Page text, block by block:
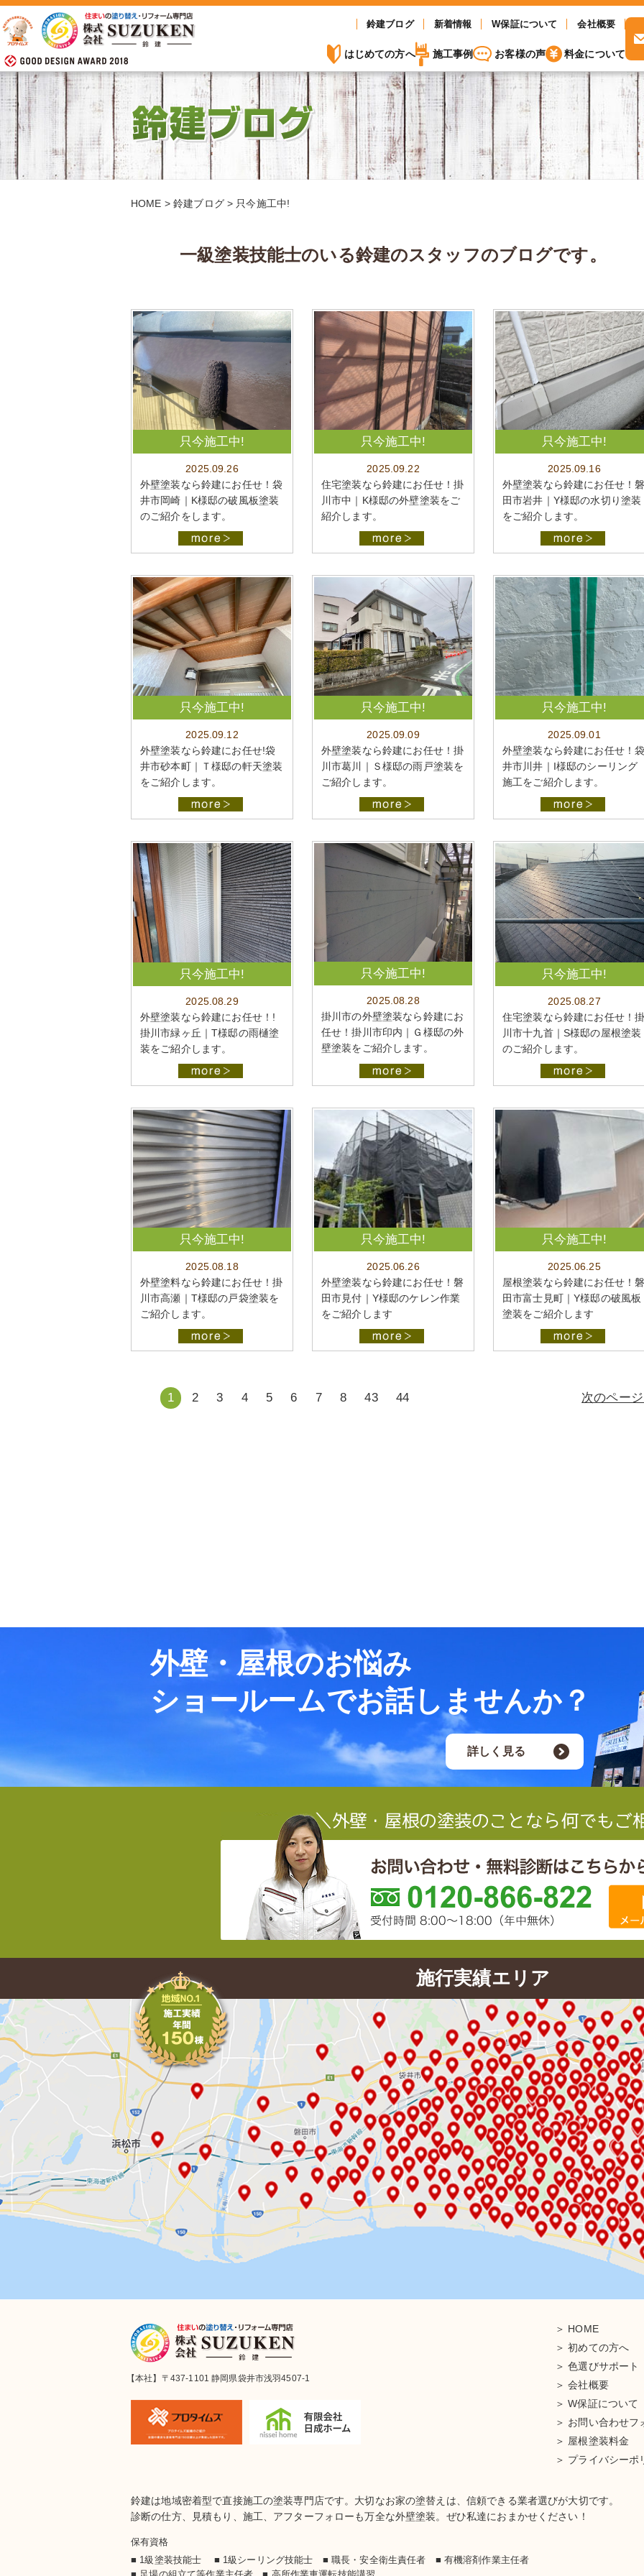
鈴建ブログ 新着情報 W保証について 会社概要
はじめての方へ 施工事例 お客様の声 料金について
HOME > 鈴建ブログ > 只今施工中!
一級塗装技能士のいる鈴建のスタッフのブログです。
只今施工中!
2025.09.26
外壁塗装なら鈴建にお任せ！袋
井市岡崎｜K様邸の破風板塗装
のご紹介をします。
只今施工中!
2025.09.22
住宅塗装なら鈴建にお任せ！掛
川市中｜K様邸の外壁塗装をご
紹介します。
只今施工中!
2025.09.16
外壁塗装なら鈴建にお任せ！
田市岩井｜Y様邸の水切り塗装
をご紹介します。
只今施工中!
2025.09.12
外壁塗装なら鈴建にお任せ!袋
井市砂本町｜Ｔ様邸の軒天塗装
をご紹介します。
只今施工中!
2025.09.09
外壁塗装なら鈴建にお任せ！掛
川市葛川｜Ｓ様邸の雨戸塗装を
ご紹介します。
只今施工中!
2025.09.01
外壁塗装なら鈴建にお任せ！
井市川井｜I様邸のシーリング
施工をご紹介します。
只今施工中!
2025.08.29
外壁塗装なら鈴建にお任せ！!
掛川市緑ヶ丘｜T様邸の雨樋塗
装をご紹介します。
只今施工中!
2025.08.28
掛川市の外壁塗装なら鈴建にお
任せ！掛川市印内｜Ｇ様邸の外
壁塗装をご紹介します。
只今施工中!
2025.08.27
住宅塗装なら鈴建にお任せ！
川市十九首｜S様邸の屋根塗装
のご紹介します。
只今施工中!
2025.08.18
外壁塗料なら鈴建にお任せ！掛
川市高瀬｜T様邸の戸袋塗装を
ご紹介します。
只今施工中!
2025.06.26
外壁塗装なら鈴建にお任せ！磐
田市見付｜Y様邸のケレン作業
をご紹介します
只今施工中!
2025.06.25
屋根塗装なら鈴建にお任せ！
田市富士見町｜Y様邸の破風板
塗装をご紹介します
1 2 3 4 5 6 7 8 43 44 次のペー
外壁・屋根のお悩み
ショールームでお話しませんか？
詳しく見る
施行実績エリア
【本社】〒437-1101 静岡県袋井市浅羽4507-1
HOME
初めての方へ
色選びサポート
会社概要
W保証について
お問い合わせフ
屋根塗装料金
プライバシーポ
鈴建は地域密着型で直接施工の塗装専門店です。大切なお家の塗替えは、信頼できる業者選びが大切です。
診断の仕方、見積もり、施工、アフターフォローも万全な外壁塗装。ぜひ私達におまかせください！
保有資格
■ 1級塗装技能士 ■ 1級シーリング技能士 ■ 職長・安全衛生責任者 ■ 有機溶剤作業主任者